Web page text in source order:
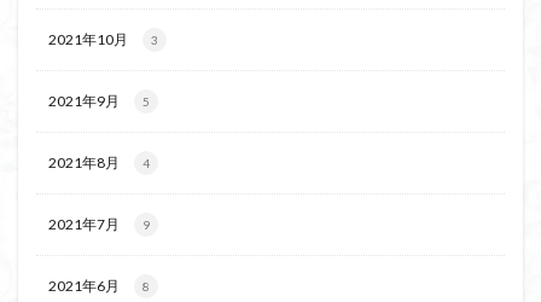
2021年10月 3
2021年9月 5
2021年8月 4
2021年7月 9
2021年6月 8